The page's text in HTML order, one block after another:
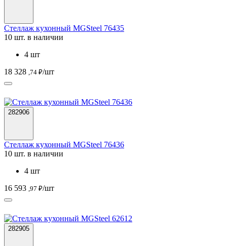
Стеллаж кухонный MGSteel 76435
10 шт. в наличии
4 шт
18 328 ,74 ₽/шт
282906
Стеллаж кухонный MGSteel 76436
10 шт. в наличии
4 шт
16 593 ,97 ₽/шт
282905